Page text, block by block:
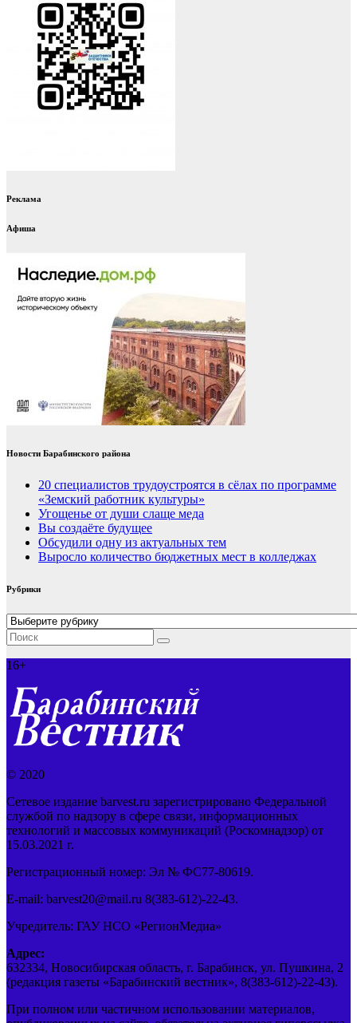
Реклама
Афиша
Новости Барабинского района
20 специалистов трудоустроятся в сёлах по программе
«Земский работник культуры»
Угощенье от души слаще меда
Вы создаёте будущее
Обсудили одну из актуальных тем
Выросло количество бюджетных мест в колледжах
Рубрики
Рубрики
16+
© 2020
Сетевое издание barvest.ru зарегистрировано Федеральной
службой по надзору в сфере связи, информационных
технологий и массовых коммуникаций (Роскомнадзор) от
15.03.2021 г.
Регистрационный номер: Эл № ФС77-80619.
E-mail: barvest20@mail.ru 8(383-612)-22-43.
Учредитель: ГАУ НСО «РегионМедиа»
Адрес:
632334, Новосибирская область, г. Барабинск, ул. Пушкина, 2
(редакция газеты «Барабинский вестник», 8(383-612)-22-43).
При полном или частичном использовании материалов,